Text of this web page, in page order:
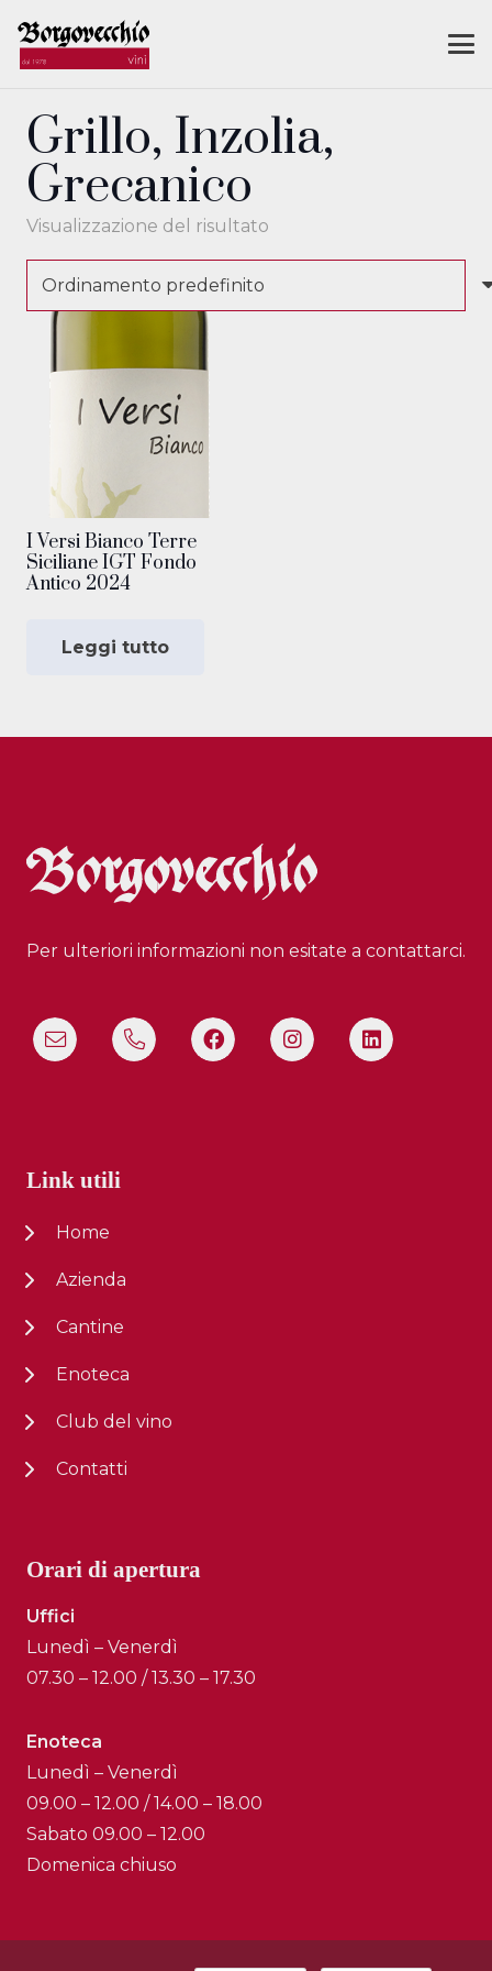
Grillo, Inzolia,
Grecanico
Visualizzazione del risultato
I Versi Bianco Terre
Siciliane IGT Fondo
Antico 2024
Leggi tutto
Per ulteriori informazioni non esitate a contattarci.
Link utili
Home
Azienda
Cantine
Enoteca
Club del vino
Contatti
Orari di apertura
Uffici
Lunedì – Venerdì
07.30 – 12.00 / 13.30 – 17.30
Enoteca
Lunedì – Venerdì
09.00 – 12.00 / 14.00 – 18.00
Sabato 09.00 – 12.00
Domenica chiuso